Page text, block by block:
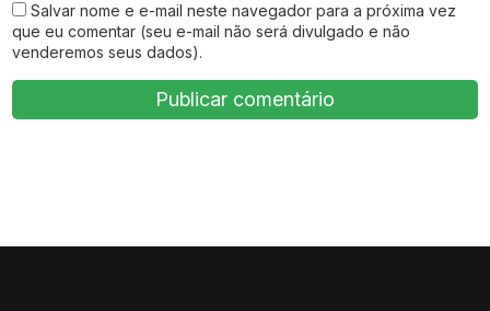
Salvar nome e e-mail neste navegador para a próxima vez
que eu comentar (seu e-mail não será divulgado e não
venderemos seus dados).